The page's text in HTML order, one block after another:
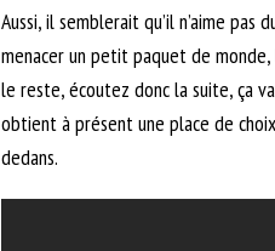
Aussi, il semblerait qu’il n’aime
menacer un petit paquet de
le reste, écoutez donc la suite, ça
obtient à présent une place de
dedans.